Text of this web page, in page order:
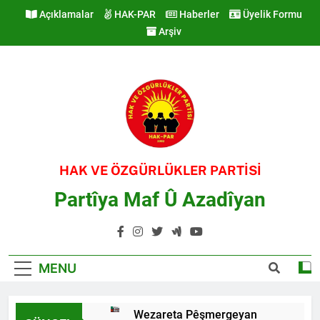
Açıklamalar HAK-PAR Haberler
Üyelik Formu
Arşiv
HAK VE ÖZGÜRLÜKLER PARTİSİ
Partîya Maf Û Azadîyan
MENU
Wezareta Pêşmergeyan